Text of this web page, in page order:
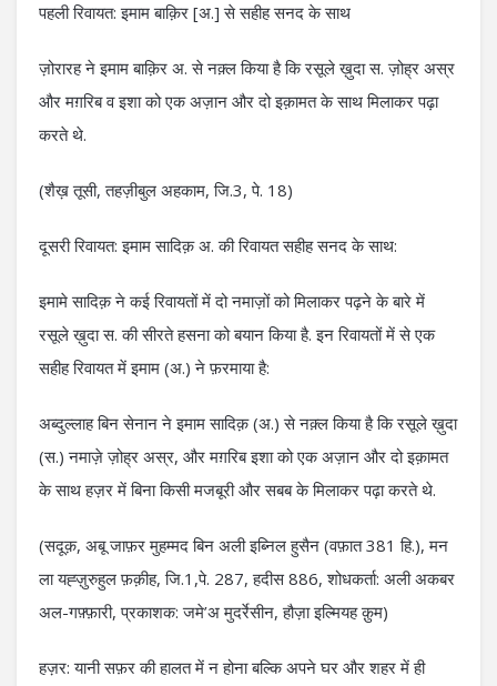
पहली रिवायत: इमाम बाक़िर [अ.] से सहीह सनद के साथ
ज़ोरारह ने इमाम बाक़िर अ. से नक़्ल किया है कि रसूले ख़ुदा स. ज़ोह्र अस्र
और मग़रिब व इशा को एक अज़ान और दो इक़ामत के साथ मिलाकर पढ़ा
करते थे.
(शैख़ तूसी, तहज़ीबुल अहकाम, जि.3, पे. 18)
दूसरी रिवायत: इमाम सादिक़ अ. की रिवायत सहीह सनद के साथ:
इमामे सादिक़ ने कई रिवायतों में दो नमाज़ों को मिलाकर पढ़ने के बारे में
रसूले ख़ुदा स. की सीरते हसना को बयान किया है. इन रिवायतों में से एक
सहीह रिवायत में इमाम (अ.) ने फ़रमाया है:
अब्दुल्लाह बिन सेनान ने इमाम सादिक़ (अ.) से नक़्ल किया है कि रसूले ख़ुदा
(स.) नमाज़े ज़ोह्र अस्र, और मग़रिब इशा को एक अज़ान और दो इक़ामत
के साथ हज़र में बिना किसी मजबूरी और सबब के मिलाकर पढ़ा करते थे.
(सदूक़, अबू जाफ़र मुहम्मद बिन अली इब्निल हुसैन (वफ़ात 381 हि.), मन
ला यह्ज़ुरुहुल फ़क़ीह, जि.1,पे. 287, हदीस 886, शोधकर्ता: अली अकबर
अल-गफ़्फ़ारी, प्रकाशक: जमे’अ मुदर्रेसीन, हौज़ा इल्मियह क़ुम)
हज़र: यानी सफ़र की हालत में न होना बल्कि अपने घर और शहर में ही